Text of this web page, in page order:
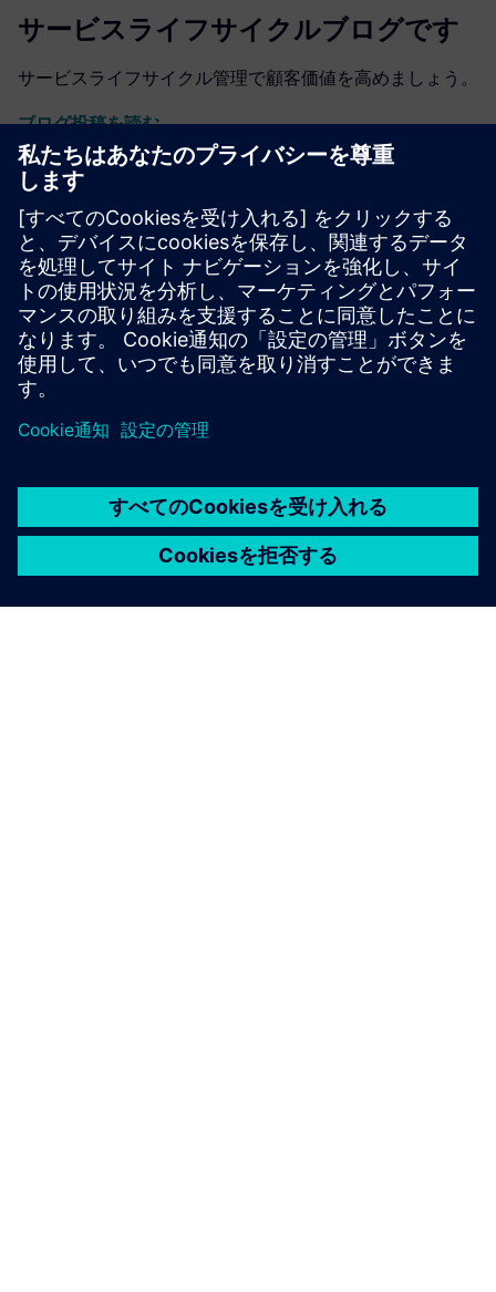
サービスライフサイクルブログです
サービスライフサイクル管理で顧客価値を高めましょう。
ブログ投稿を読む
サービスライフサイクルソフトウェ
ア
サービスエンジニアリングの効率化は、収益を向上させま
す。
探検してください